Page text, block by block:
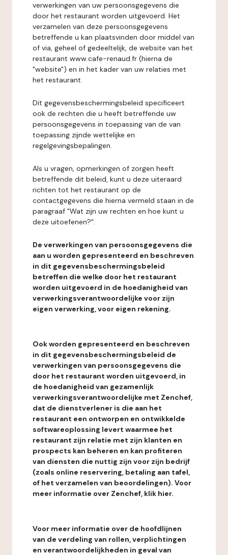
verwerkingen van uw persoonsgegevens die
door het restaurant worden uitgevoerd. Het
verzamelen van deze persoonsgegevens
betreffende u kan plaatsvinden door middel van
of via, geheel of gedeeltelijk, de website van het
restaurant www.cafe-renaud.fr (hierna de
"website") en in het kader van uw relaties met
het restaurant.
Dit gegevensbeschermingsbeleid specificeert
ook de rechten die u heeft betreffende uw
persoonsgegevens in toepassing van de van
toepassing zijnde wettelijke en
regelgevingsbepalingen.
Als u vragen, opmerkingen of zorgen heeft
betreffende dit beleid, kunt u deze uiteraard
richten tot het restaurant op de
contactgegevens die hierna vermeld staan in de
paragraaf "Wat zijn uw rechten en hoe kunt u
deze uitoefenen?".
De verwerkingen van persoonsgegevens die
aan u worden gepresenteerd en beschreven
in dit gegevensbeschermingsbeleid
betreffen die welke door het restaurant
worden uitgevoerd in de hoedanigheid van
verwerkingsverantwoordelijke voor zijn
eigen verwerking, voor eigen rekening.
Ook worden gepresenteerd en beschreven
in dit gegevensbeschermingsbeleid de
verwerkingen van persoonsgegevens die
door het restaurant worden uitgevoerd, in
de hoedanigheid van gezamenlijk
verwerkingsverantwoordelijke met Zenchef,
dat de dienstverlener is die aan het
restaurant een ontworpen en ontwikkelde
softwareoplossing levert waarmee het
restaurant zijn relatie met zijn klanten en
prospects kan beheren en kan profiteren
van diensten die nuttig zijn voor zijn bedrijf
(zoals online reservering, betaling aan tafel,
of het verzamelen van beoordelingen). Voor
meer informatie over Zenchef, klik hier.
Voor meer informatie over de hoofdlijnen
van de verdeling van rollen, verplichtingen
en verantwoordelijkheden in geval van